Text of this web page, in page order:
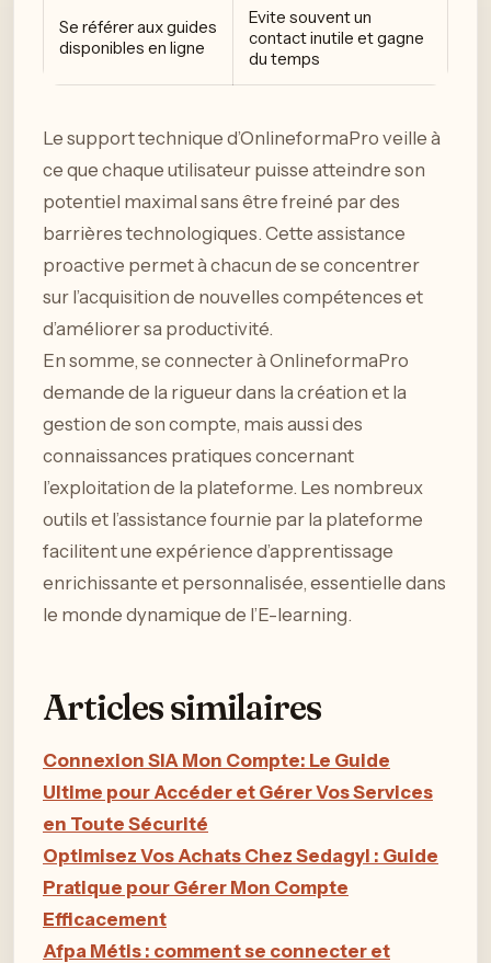
Se référer aux guides
disponibles en ligne
Evite souvent un
contact inutile et gagne
du temps
Le support technique d’OnlineformaPro veille à
ce que chaque utilisateur puisse atteindre son
potentiel maximal sans être freiné par des
barrières technologiques. Cette assistance
proactive permet à chacun de se concentrer
sur l’acquisition de nouvelles compétences et
d’améliorer sa productivité.
En somme, se connecter à OnlineformaPro
demande de la rigueur dans la création et la
gestion de son compte, mais aussi des
connaissances pratiques concernant
l’exploitation de la plateforme. Les nombreux
outils et l’assistance fournie par la plateforme
facilitent une expérience d’apprentissage
enrichissante et personnalisée, essentielle dans
le monde dynamique de l’E-learning.
Articles similaires
Connexion SIA Mon Compte: Le Guide
Ultime pour Accéder et Gérer Vos Services
en Toute Sécurité
Optimisez Vos Achats Chez Sedagyl : Guide
Pratique pour Gérer Mon Compte
Efficacement
Afpa Métis : comment se connecter et